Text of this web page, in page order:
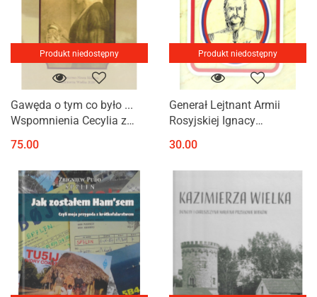
Produkt niedostępny
Gawęda o tym co było ...
Wspomnienia Cecylia z
75.00
Produkt niedostępny
Generał Lejtnant Armii
Rosyjskiej Ignacy
30.00